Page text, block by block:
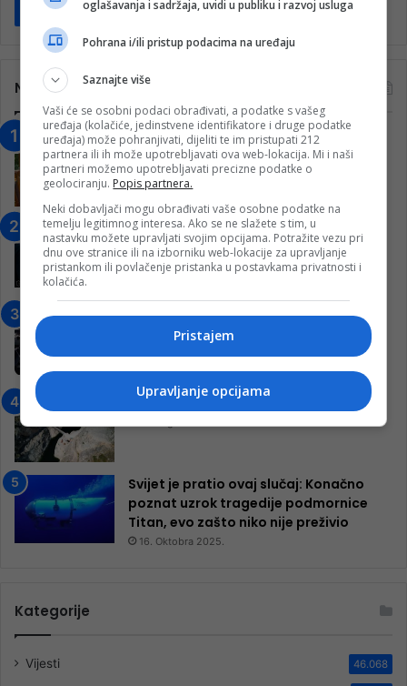
Pročitaj više
Najčitanije
“Obrazovanje gradi BiH-Jovan Divjak“
– Konjic je u posljednje 22 godine imao
25 ​​stipendista
Nogometaši Igmana iznenadili
Konjičanke cvijećem i besplatnim
ulazom na utakmicu
Jablanica: “Budi mi prijatelj” –
Pokrenuta kampanja za izgradnju
inkluzivnog centra!
9. Jula 2024.
Neretva zavijena u crno
Svijet je pratio ovaj slučaj: Konačno
poznat uzrok tragedije podmornice
Titan, evo zašto niko nije preživio
16. Oktobra 2025.
Kategorije
Vijesti 46.068
oglašavanja i sadržaja, uvidi u publiku i razvoj usluga
Pohrana i/ili pristup podacima na uređaju
Saznajte više
Vaši će se osobni podaci obrađivati, a podatke s vašeg
uređaja (kolačiće, jedinstvene identifikatore i druge podatke
uređaja) može pohranjivati, dijeliti te im pristupati 212
partnera ili ih može upotrebljavati ova web-lokacija. Mi i naši
partneri možemo upotrebljavati precizne podatke o
geolociranju. Popis partnera.
Neki dobavljači mogu obrađivati vaše osobne podatke na
temelju legitimnog interesa. Ako se ne slažete s tim, u
nastavku možete upravljati svojim opcijama. Potražite vezu pri
dnu ove stranice ili na izborniku web-lokacije za upravljanje
pristankom ili povlačenje pristanka u postavkama privatnosti i
kolačića.
Pristajem
Upravljanje opcijama